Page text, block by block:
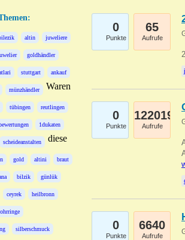
altin juweliere
goldhändler
stuttgart ankauf
münzhändler
tübingen reutlingen
1dukaten
scheideanstalten
gold altini braut
bilzik günlük
ceyrek heilbronn
ohrringe
silberschmuck
Waren
diese
0
Punkte
65
Aufrufe
0
Punkte
122019
Aufrufe
0
Punkte
6640
Aufrufe